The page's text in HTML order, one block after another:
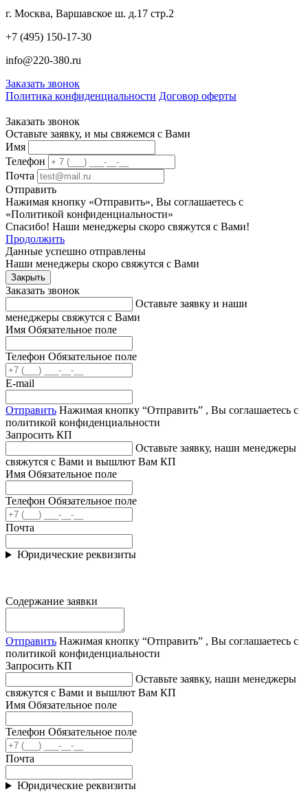
г. Москва, Варшавское ш. д.17 стр.2
+7 (495) 150-17-30
info@220-380.ru
Заказать звонок
Политика конфиденциальности Договор оферты
Заказать звонок
Оставьте заявку, и мы свяжемся с Вами
Имя
Телефон
Почта
Отправить
Нажимая кнопку «Отправить», Вы соглашаетесь с
«Политикой конфиденциальности»
Спасибо! Наши менеджеры скоро свяжутся с Вами!
Продолжить
Данные успешно отправлены
Наши менеджеры скоро свяжутся с Вами
Закрыть
Заказать звонок
Оставьте заявку и наши
менеджеры свяжутся с Вами
Имя Обязательное поле
Телефон Обязательное поле
E-mail
Отправить Нажимая кнопку “Отправить” , Вы соглашаетесь с
политикой конфиденциальности
Запросить КП
Оставьте заявку, наши менеджеры
свяжутся с Вами и вышлют Вам КП
Имя Обязательное поле
Телефон Обязательное поле
Почта
Юридические реквизиты
Содержание заявки
Отправить Нажимая кнопку “Отправить” , Вы соглашаетесь с
политикой конфиденциальности
Запросить КП
Оставьте заявку, наши менеджеры
свяжутся с Вами и вышлют Вам КП
Имя Обязательное поле
Телефон Обязательное поле
Почта
Юридические реквизиты